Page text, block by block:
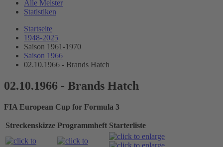
Alle Meister
Statistiken
Startseite
1948-2025
Saison 1961-1970
Saison 1966
02.10.1966 - Brands Hatch
02.10.1966 - Brands Hatch
FIA European Cup for Formula 3
Streckenskizze Programmheft Starterliste